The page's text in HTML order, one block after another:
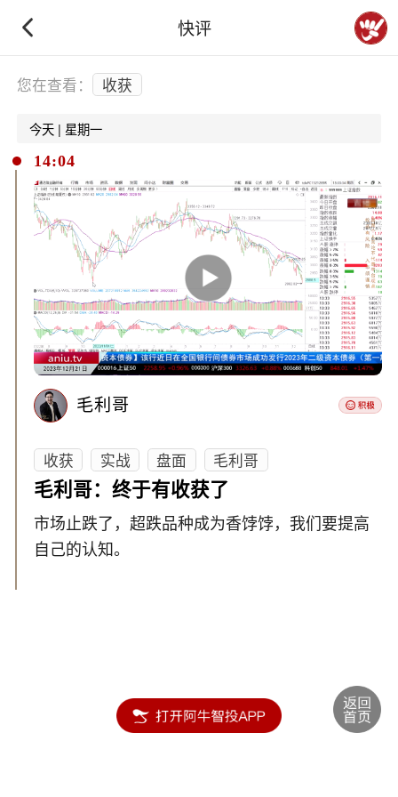
快评
下拉刷新
您在查看： 收获
今天 | 星期一
14:04
毛利哥
收获 实战 盘面
毛利哥
毛利哥：终于有收获了
市场止跌了，超跌品种成为香饽饽，我们要提高
自己的认知。